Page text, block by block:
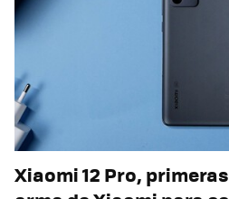
Xiaomi 12 Pro,